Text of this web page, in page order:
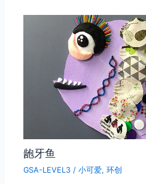
龅牙鱼
GSA-LEVEL3 /小可爱,环创